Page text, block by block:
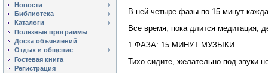
Новости
Библиотека
Каталоги
Полезные программы
Доска объявлений
Отдых и общение
Гостевая книга
Регистрация
В ней четыре фазы по 15 минут
Все время, пока длится медитация,
1 ФАЗА: 15 МИНУТ МУЗЫКИ
Тихо сидите, желательно под звуки